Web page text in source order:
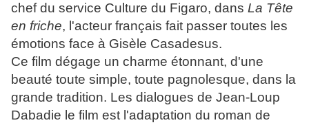
chef du service Culture du Figaro, dans La Tête
en friche, l'acteur français fait passer toutes les
émotions face à Gisèle Casadesus.
Ce film dégage un charme étonnant, d'une
beauté toute simple, toute pagnolesque, dans la
grande tradition. Les dialogues de Jean-Loup
Dabadie le film est l'adaptation du roman de